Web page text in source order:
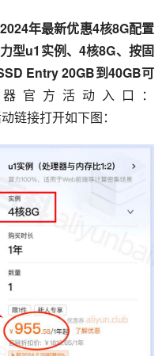
年最新优惠4核8G配置
型u1实例、4核8G、按固
Entry 20GB到40GB可
官方活动入口：
链接打开如下图：